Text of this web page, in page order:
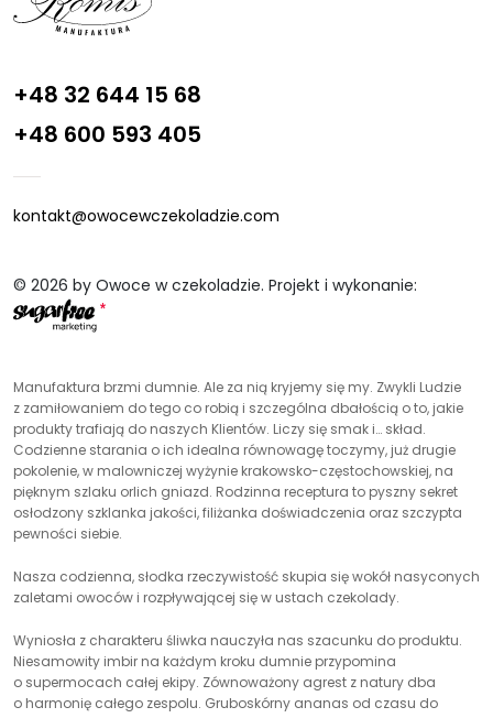
+48 32 644 15 68
+48 600 593 405
kontakt@owocewczekoladzie.com
© 2026 by Owoce w czekoladzie. Projekt i wykonanie:
Manufaktura brzmi dumnie. Ale za nią kryjemy się my. Zwykli Ludzie
z zamiłowaniem do tego co robią i szczególna dbałością o to, jakie
produkty trafiają do naszych Klientów. Liczy się smak i… skład.
Codzienne starania o ich idealna równowagę toczymy, już drugie
pokolenie, w malowniczej wyżynie krakowsko-częstochowskiej, na
pięknym szlaku orlich gniazd. Rodzinna receptura to pyszny sekret
osłodzony szklanka jakości, filiżanka doświadczenia oraz szczypta
pewności siebie.
Nasza codzienna, słodka rzeczywistość skupia się wokół nasyconych
zaletami owoców i rozpływającej się w ustach czekolady.
Wyniosła z charakteru śliwka nauczyła nas szacunku do produktu.
Niesamowity imbir na każdym kroku dumnie przypomina
o supermocach całej ekipy. Zównoważony agrest z natury dba
o harmonię całego zespolu. Gruboskórny ananas od czasu do